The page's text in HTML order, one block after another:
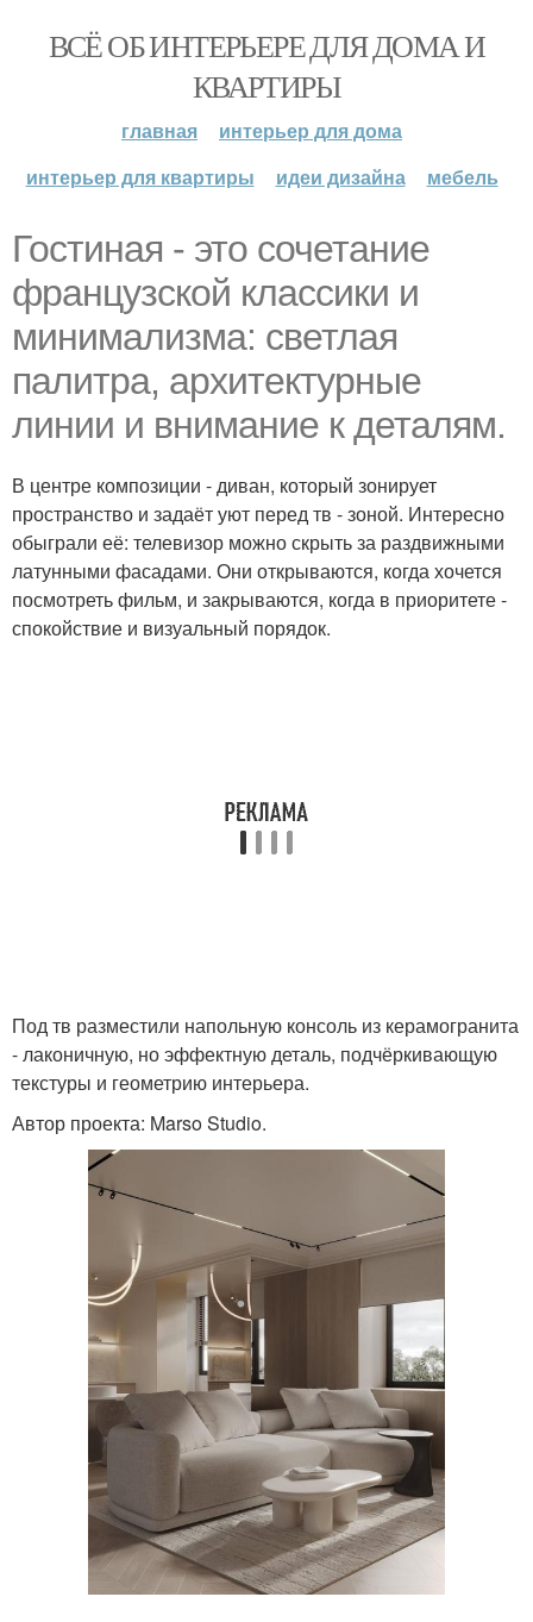
ВСЁ ОБ ИНТЕРЬЕРЕ ДЛЯ ДОМА И
КВАРТИРЫ
главная
интерьер для дома
интерьер для квартиры
идеи дизайна мебель
Гостиная - это сочетание
французской классики и
минимализма: светлая
палитра, архитектурные
линии и внимание к деталям.
В центре композиции - диван, который зонирует
пространство и задаёт уют перед тв - зоной. Интересно
обыграли её: телевизор можно скрыть за раздвижными
латунными фасадами. Они открываются, когда хочется
посмотреть фильм, и закрываются, когда в приоритете -
спокойствие и визуальный порядок.
Под тв разместили напольную консоль из керамогранита
- лаконичную, но эффектную деталь, подчёркивающую
текстуры и геометрию интерьера.
Автор проекта: Marso Studio.